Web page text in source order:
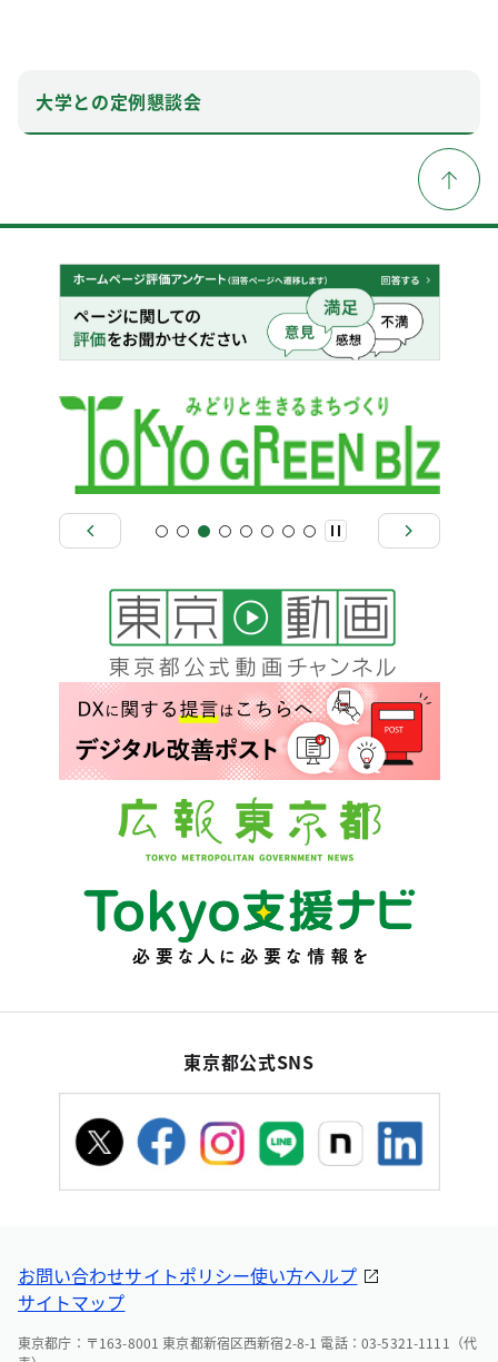
大学との定例懇談会
東京都公式SNS
お問い合わせサイトポリシー使い方ヘルプ
サイトマップ
東京都庁：〒163-8001 東京都新宿区西新宿2-8-1 電話：03-5321-1111（代